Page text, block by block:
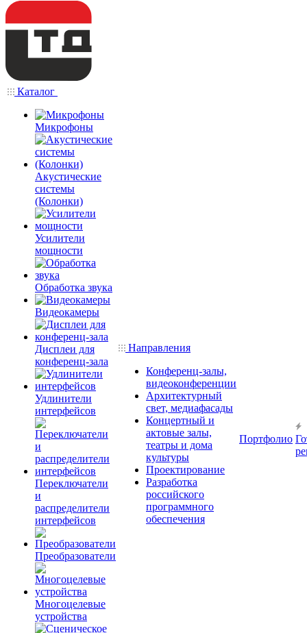
Каталог
Микрофоны
Акустические
системы
(Колонки)
Усилители
мощности
Обработка звука
Видеокамеры
Дисплеи для
конференц-зала
Удлинители
интерфейсов
Переключатели
и
распределители
интерфейсов
Преобразователи
Многоцелевые
устройства
Направления
Конференц-залы,
видеоконференции
Архитектурный
свет, медиафасады
Концертный и
актовые залы,
театры и дома
культуры
Проектирование
Разработка
российского
программного
обеспечения
Портфолио